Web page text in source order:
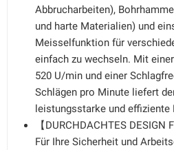
Abbrucharbeiten),
und harte Materialien) und
Meisselfunktion für
einfach zu wechseln. Mit
520 U/min und einer
Schlägen pro Minute liefert
leistungsstarke und effiziente
【DURCHDACHTES DESIGN
Für Ihre Sicherheit und